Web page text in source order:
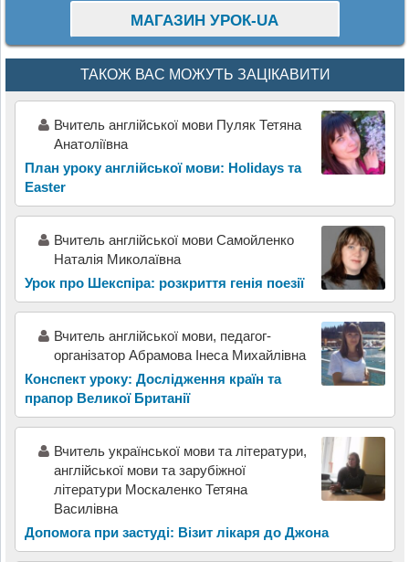
МАГАЗИН УРОК-UA
ТАКОЖ ВАС МОЖУТЬ ЗАЦІКАВИТИ
Вчитель англійської мови Пуляк Тетяна
Анатоліївна
План уроку англійської мови: Holidays та
Easter
Вчитель англійської мови Самойленко
Наталія Миколаївна
Урок про Шекспіра: розкриття генія поезії
Вчитель англійської мови, педагог-
організатор Абрамова Інеса Михайлівна
Конспект уроку: Дослідження країн та
прапор Великої Британії
Вчитель української мови та літератури,
англійської мови та зарубіжної
літератури Москаленко Тетяна
Василівна
Допомога при застуді: Візит лікаря до Джона